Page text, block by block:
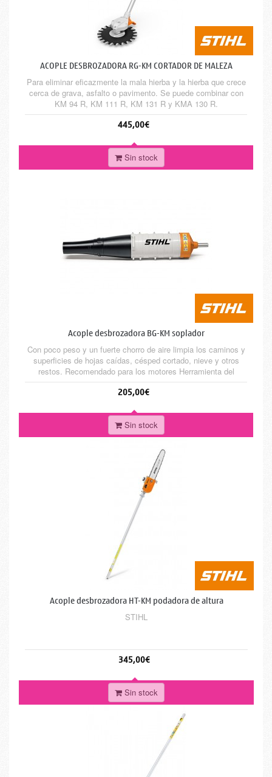
ACOPLE DESBROZADORA RG-KM CORTADOR DE MALEZA
Para eliminar eficazmente la mala hierba y la hierba que crece
cerca de grava, asfalto o pavimento. Se puede combinar con
KM 94 R, KM 111 R, KM 131 R y KMA 130 R.
445,00€
Sin stock
Acople desbrozadora BG-KM soplador
Con poco peso y un fuerte chorro de aire limpia los caminos y
superficies de hojas caídas, césped cortado, nieve y otros
restos. Recomendado para los motores Herramienta del
sistema Combinado de STIHL. Airea y prepara el suelo para su
posterior cultivo. Recomendado para los motores Combi KM
KMA 135 R
205,00€
Sin stock
Acople desbrozadora HT-KM podadora de altura
STIHL
345,00€
Sin stock